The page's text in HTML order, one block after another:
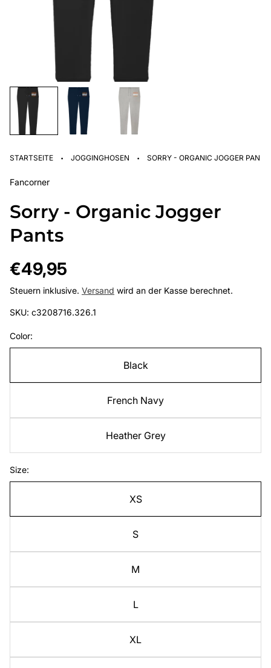
STARTSEITE · JOGGINGHOSEN · SORRY - ORGANIC JOGGER PANTS
Fancorner
Sorry - Organic Jogger
Pants
Regulärer
Preis
€49,95
Steuern inklusive. Versand wird an der Kasse berechnet.
SKU: c3208716.326.1
Color:
Black
French Navy
Heather Grey
Size:
XS
S
M
L
XL